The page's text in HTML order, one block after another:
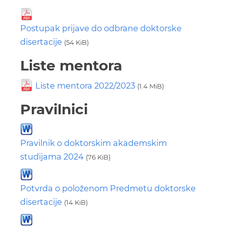
Postupak prijave do odbrane doktorske
disertacije (54 KiB)
Liste mentora
Liste mentora 2022/2023 (1.4 MiB)
Pravilnici
Pravilnik o doktorskim akademskim
studijama 2024 (76 KiB)
Potvrda o položenom Predmetu doktorske
disertacije (14 KiB)